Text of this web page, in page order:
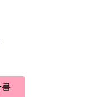
畫